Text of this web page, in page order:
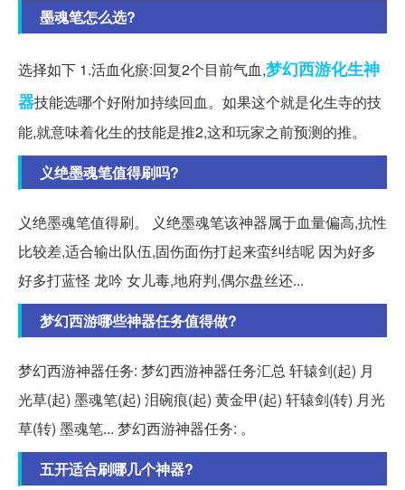
墨魂笔怎么选?
选择如下 1.活血化瘀:回复2个目前气血,梦幻西游化生神
器技能选哪个好附加持续回血。如果这个就是化生寺的技
能,就意味着化生的技能是推2,这和玩家之前预测的推。
义绝墨魂笔值得刷吗?
义绝墨魂笔值得刷。 义绝墨魂笔该神器属于血量偏高,抗性
比较差,适合输出队伍,固伤面伤打起来蛮纠结呢 因为好多
好多打蓝怪 龙吟 女儿毒,地府判,偶尔盘丝还...
梦幻西游哪些神器任务值得做?
梦幻西游神器任务: 梦幻西游神器任务汇总 轩辕剑(起) 月
光草(起) 墨魂笔(起) 泪碗痕(起) 黄金甲(起) 轩辕剑(转) 月光
草(转) 墨魂笔... 梦幻西游神器任务: 。
五开适合刷哪几个神器?